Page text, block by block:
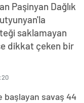
Paşinyan Dağlık
saklamayan
dikkat çeken bir
başlayan savaş 44